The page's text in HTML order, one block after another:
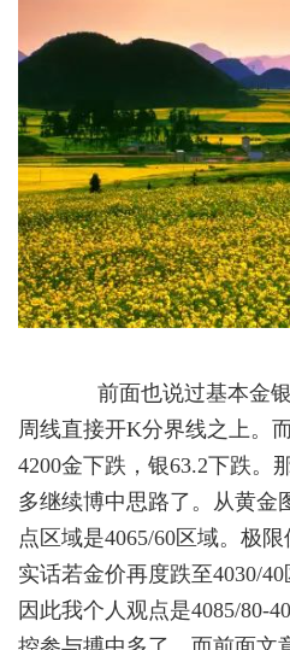
前面也说过基本金银
周线直接开K分界线之上。
4200金下跌，银63.2下跌。
多继续博中思路了。从黄金
点区域是4065/60区域。极
实话若金价再度跌至4030/40
因此我个人观点是4085/80-